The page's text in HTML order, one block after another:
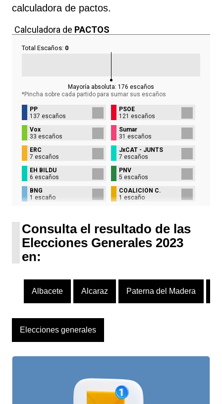
calculadora de pactos.
Calculadora de PACTOS
Total Escaños: 0
Mayoría absoluta: 176 escaños
*Pincha sobre cada partido para sumar sus escaños
PP
137 escaños
PSOE
121 escaños
Vox
33 escaños
Sumar
31 escaños
ERC
7 escaños
JxCAT - JUNTS
7 escaños
EH BILDU
6 escaños
PNV
5 escaños
BNG
1 escaño
COALICIÓN C.
1 escaño
Consulta el resultado de las
Elecciones Generales 2023
en:
Albacete Alcaraz Paterna del Madera
Elecciones generales